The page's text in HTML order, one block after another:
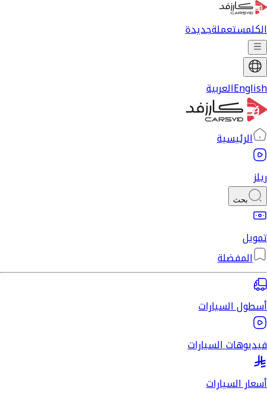
الكلمستعملةجديدة
Englishالعربية
الرئيسية
ريلز
بحث
تمويل
المفضلة
أسطول السيارات
فيديوهات السيارات
أسعار السيارات